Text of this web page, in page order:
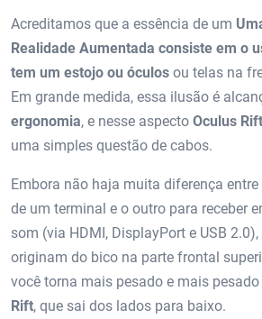
Acreditamos que a essência de um
Realidade Aumentada consiste em o
tem um estojo ou óculos ou telas na
Em grande medida, essa ilusão é
ergonomia, e nesse aspecto Oculus
uma simples questão de cabos.
Embora não haja muita diferença
de um terminal e o outro para receber
som (via HDMI, DisplayPort e USB
originam do bico na parte frontal
você torna mais pesado e mais
Rift, que sai dos lados para baixo.